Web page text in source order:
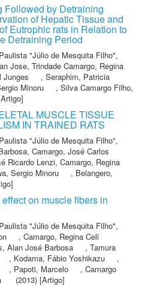
Followed by Detraining
of Hepatic Tissue and
Eutrophic rats in Relation to
Detraining Period
"Júlio de Mesquita Filho",
Jose, Trindade Camargo, Regina
Junges , Seraphim, Patricia
Minoru , Silva Camargo Filho,
MUSCLE TISSUE
IN TRAINED RATS
"Júlio de Mesquita Filho",
, Camargo, José Carlos
Ricardo Lenzi, Camargo, Regina
Sergio Minoru , Belangero,
on muscle fibers in
"Júlio de Mesquita Filho",
, Camargo, Regina Celi
Alan José Barbosa , Tamura
, Kodama, Fábio Yoshikazu
,
, Papoti, Marcelo , Camargo
(2013) [Artigo]